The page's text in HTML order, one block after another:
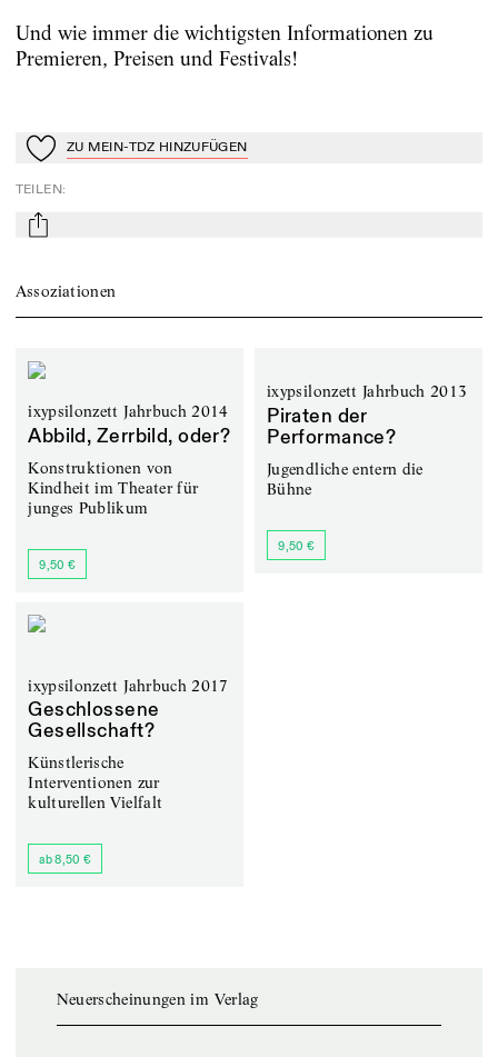
Und wie immer die wichtigsten Informationen zu
Premieren, Preisen und Festivals!
Zu Mein-TdZ hinzufügen
ZU MEIN-TDZ HINZUFÜGEN
TEILEN:
mail
Assoziationen
ixypsilonzett Jahrbuch 2014
Abbild, Zerrbild, oder?
Konstruktionen von
Kindheit im Theater für
junges Publikum
9,50 €
ixypsilonzett Jahrbuch 2013
Piraten der
Performance?
Jugendliche entern die
Bühne
9,50 €
ixypsilonzett Jahrbuch 2017
Geschlossene
Gesellschaft?
Künstlerische
Interventionen zur
kulturellen Vielfalt
ab 8,50 €
Neuerscheinungen im Verlag